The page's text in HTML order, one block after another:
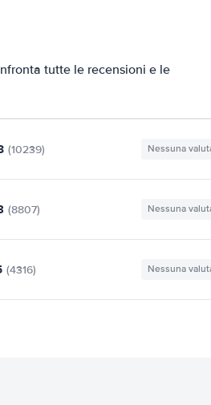
tutte le recensioni e le
(10239) Nessuna
(8807) Nessuna
(4316) Nessuna